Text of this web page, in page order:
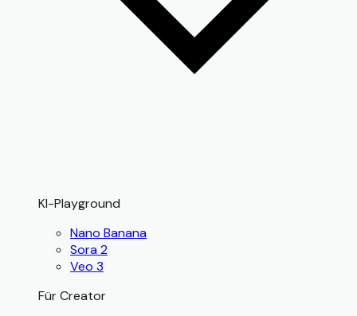
KI-Playground
Nano Banana
Sora 2
Veo 3
Für Creator